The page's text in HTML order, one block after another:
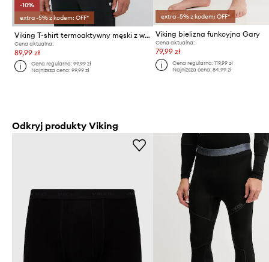
-10%
extra -5% z kodem: OFF*
Viking T-shirt termoaktywny męski z włókna bambusowego Bamboo Lockness
Cena aktualna:
89,99 zł
Cena regularna:99,99 zł
Najniższa cena:99,99 zł
extra -5% z kodem: OFF*
Viking bielizna funkcyjna Gary
Cena aktualna:
79,99 zł
Cena regularna: 119,99 zł
Najniższa cena: 84,99 zł
Odkryj produkty Viking